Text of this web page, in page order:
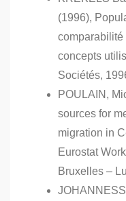
(1996),
concepts
Sociétés,
POULAIN,
sources for
migration in
Eurostat
Bruxelles –